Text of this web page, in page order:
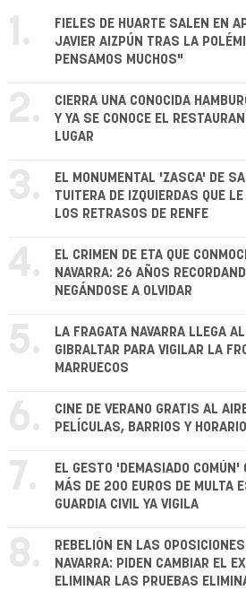
1.
FIELES DE HUARTE SALEN EN
JAVIER AIZPÚN TRAS LA
PENSAMOS MUCHOS"
2.
CIERRA UNA CONOCIDA
Y YA SE CONOCE EL
LUGAR
3.
EL MONUMENTAL 'ZASCA' DE
TUITERA DE IZQUIERDAS QUE
LOS RETRASOS DE RENFE
4.
EL CRIMEN DE ETA QUE
NAVARRA: 26 AÑOS
NEGÁNDOSE A OLVIDAR
5.
LA FRAGATA NAVARRA LLEGA
GIBRALTAR PARA VIGILAR LA
MARRUECOS
6.
CINE DE VERANO GRATIS AL
PELÍCULAS, BARRIOS Y
7.
EL GESTO 'DEMASIADO COMÚN'
MÁS DE 200 EUROS DE MULTA
GUARDIA CIVIL YA VIGILA
8.
REBELIÓN EN LAS
NAVARRA: PIDEN CAMBIAR EL
ELIMINAR LAS PRUEBAS